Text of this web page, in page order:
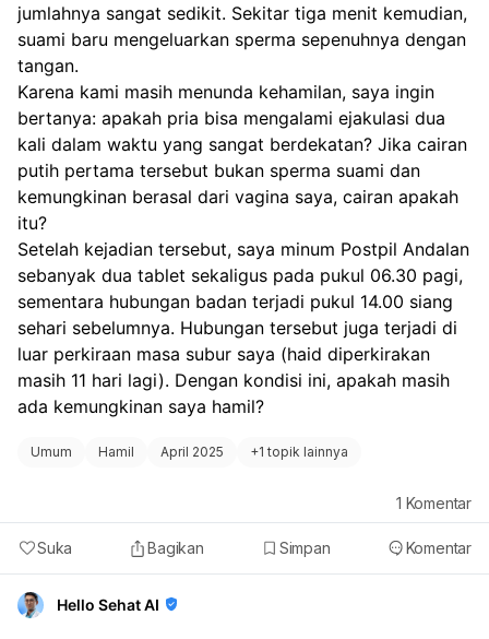
jumlahnya sangat sedikit. Sekitar tiga menit kemudian,
suami baru mengeluarkan sperma sepenuhnya dengan
tangan.
Karena kami masih menunda kehamilan, saya ingin
bertanya: apakah pria bisa mengalami ejakulasi dua
kali dalam waktu yang sangat berdekatan? Jika cairan
putih pertama tersebut bukan sperma suami dan
kemungkinan berasal dari vagina saya, cairan apakah
itu?
Setelah kejadian tersebut, saya minum Postpil Andalan
sebanyak dua tablet sekaligus pada pukul 06.30 pagi,
sementara hubungan badan terjadi pukul 14.00 siang
sehari sebelumnya. Hubungan tersebut juga terjadi di
luar perkiraan masa subur saya (haid diperkirakan
masih 11 hari lagi). Dengan kondisi ini, apakah masih
ada kemungkinan saya hamil?
Umum Hamil April 2025 +1 topik lainnya
Suka Bagikan Simpan Komentar
1 Komentar
Hello Sehat AI